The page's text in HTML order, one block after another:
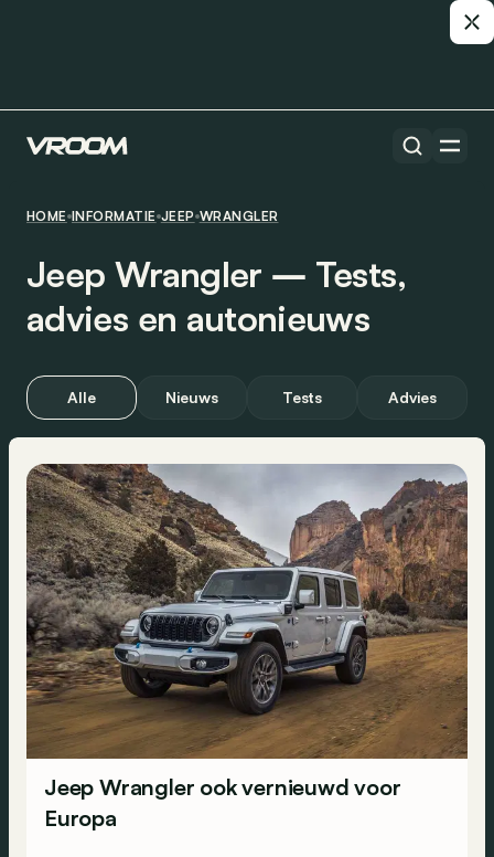
HOME INFORMATIE JEEP WRANGLER
Jeep Wrangler ― Tests,
advies en autonieuws
Alle Nieuws Tests Advies
Jeep Wrangler ook vernieuwd voor
Europa